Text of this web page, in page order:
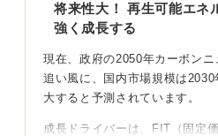
将来性大！ 再生可能エネ
強く成長する
現在、政府の2050年カーボン
追い風に、国内市場規模は
大すると予測されています。
成長ドライバーは、FIT（固定